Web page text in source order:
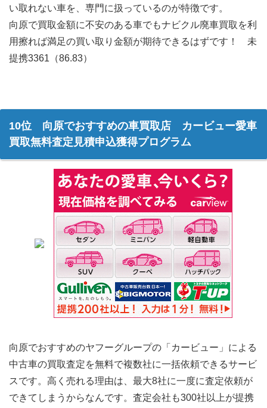
い取れない車を、専門に扱っているのが特徴です。
向原で買取金額に不安のある車でもナビクル廃車買取を利
用擦れば満足の買い取り金額が期待できるはずです！ 未
提携3361（86.83）
10位 向原でおすすめの車買取店 カービュー愛車
買取無料査定見積申込獲得プログラム
向原でおすすめのヤフーグループの「カービュー」による
中古車の買取査定を無料で複数社に一括依頼できるサービ
スです。高く売れる理由は、最大8社に一度に査定依頼が
できてしまうからなんです。査定会社も300社以上が提携